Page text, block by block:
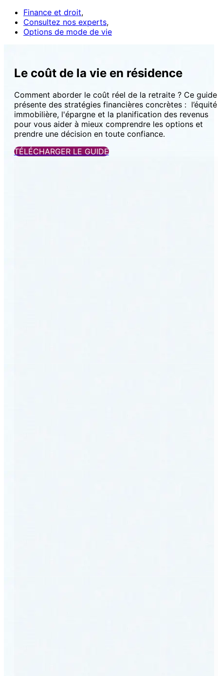
Finance et droit,
Consultez nos experts,
Options de mode de vie
Le coût de la vie en résidence
Comment aborder le coût réel de la retraite ? Ce guide
présente des stratégies financières concrètes : l’équité
immobilière, l'épargne et la planification des revenus
pour vous aider à mieux comprendre les options et
prendre une décision en toute confiance.
TÉLÉCHARGER LE GUIDE